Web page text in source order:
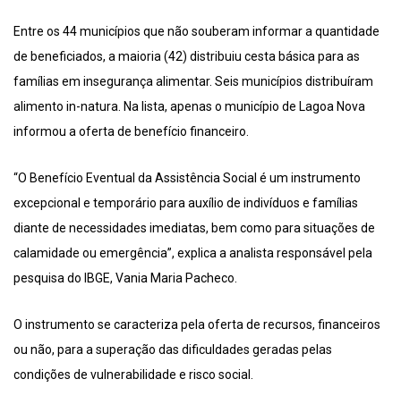
Entre os 44 municípios que não souberam informar a quantidade
de beneficiados, a maioria (42) distribuiu cesta básica para as
famílias em insegurança alimentar. Seis municípios distribuíram
alimento in-natura. Na lista, apenas o município de Lagoa Nova
informou a oferta de benefício financeiro.
“O Benefício Eventual da Assistência Social é um instrumento
excepcional e temporário para auxílio de indivíduos e famílias
diante de necessidades imediatas, bem como para situações de
calamidade ou emergência”, explica a analista responsável pela
pesquisa do IBGE, Vania Maria Pacheco.
O instrumento se caracteriza pela oferta de recursos, financeiros
ou não, para a superação das dificuldades geradas pelas
condições de vulnerabilidade e risco social.